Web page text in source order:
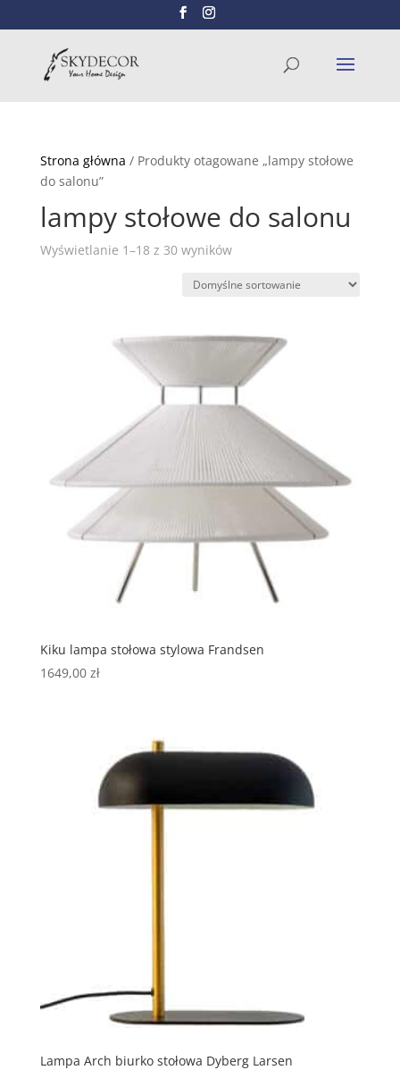
Strona główna / Produkty otagowane „lampy stołowe
do salonu”
lampy stołowe do salonu
Wyświetlanie 1–18 z 30 wyników
Kiku lampa stołowa stylowa Frandsen
1649,00 zł
Lampa Arch biurko stołowa Dyberg Larsen